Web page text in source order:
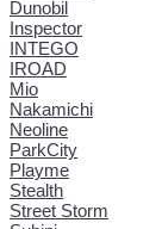
Dunobil
Inspector
INTEGO
IROAD
Mio
Nakamichi
Neoline
ParkCity
Playme
Stealth
Street Storm